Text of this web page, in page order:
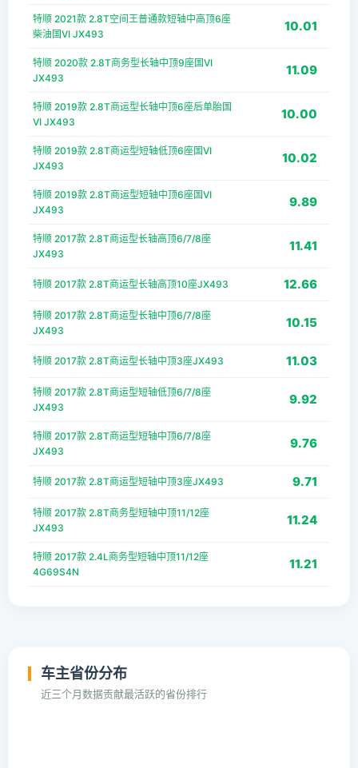
特顺 2021款 2.8T空间王普通款短轴中高顶6座
柴油国VI JX493
10.01
特顺 2020款 2.8T商务型长轴中顶9座国VI
JX493
11.09
特顺 2019款 2.8T商运型长轴中顶6座后单胎国
VI JX493
10.00
特顺 2019款 2.8T商运型短轴低顶6座国VI
JX493
10.02
特顺 2019款 2.8T商运型短轴中顶6座国VI
JX493
9.89
特顺 2017款 2.8T商运型长轴高顶6/7/8座
JX493
11.41
特顺 2017款 2.8T商运型长轴高顶10座JX493 12.66
特顺 2017款 2.8T商运型长轴中顶6/7/8座
JX493
10.15
特顺 2017款 2.8T商运型长轴中顶3座JX493 11.03
特顺 2017款 2.8T商运型短轴低顶6/7/8座
JX493
9.92
特顺 2017款 2.8T商运型短轴中顶6/7/8座
JX493
9.76
特顺 2017款 2.8T商运型短轴中顶3座JX493 9.71
特顺 2017款 2.8T商务型短轴中顶11/12座
JX493
11.24
特顺 2017款 2.4L商务型短轴中顶11/12座
4G69S4N
11.21
车主省份分布
近三个月数据贡献最活跃的省份排行